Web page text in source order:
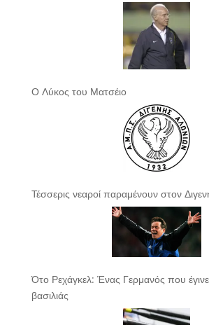
Ο Λύκος του Ματσέιο
Τέσσερις νεαροί παραμένουν στον
Ότο Ρεχάγκελ: Ένας Γερμανός που
βασιλιάς